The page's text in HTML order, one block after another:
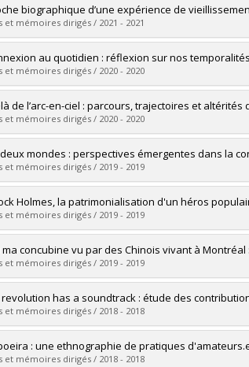
:Chanady, Tara
Doctoral
:Ph. D.
le document dans Papyrus
biographique d’une expérience de
et mémoires dirigés / 2021 - 2021
:Nadon, Guillaume
Master's
:M. Sc.
le document dans Papyrus
au quotidien : réflexion sur nos temporalités
et mémoires dirigés / 2020 - 2020
:Migault, Ariane
Master's
:M. Sc.
le document dans Papyrus
de l’arc-en-ciel : parcours, trajectoires et altérités
et mémoires dirigés / 2020 - 2020
:Chanady, Alexandre
Master's
:M.A.
le document dans Papyrus
mondes : perspectives émergentes dans la
et mémoires dirigés / 2019 - 2019
:Hladky, Théophile
Master's
:M. Sc.
le document dans Papyrus
Holmes, la patrimonialisation d'un héros
et mémoires dirigés / 2019 - 2019
:Gougeon, Axelle
Master's
:M. Sc.
le document dans Papyrus
ma concubine vu par des Chinois vivant à
et mémoires dirigés / 2019 - 2019
:Cheng, Chuqiao
Master's
:M. Sc.
le document dans Papyrus
revolution has a soundtrack : étude des
et mémoires dirigés / 2018 - 2018
: Decault, Clément
Master's
: une ethnographie de pratiques
et mémoires dirigés / 2018 - 2018